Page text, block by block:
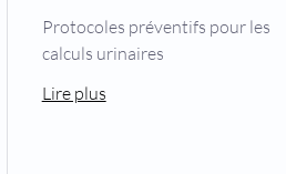
Protocoles préventifs pour les
calculs urinaires
Lire plus